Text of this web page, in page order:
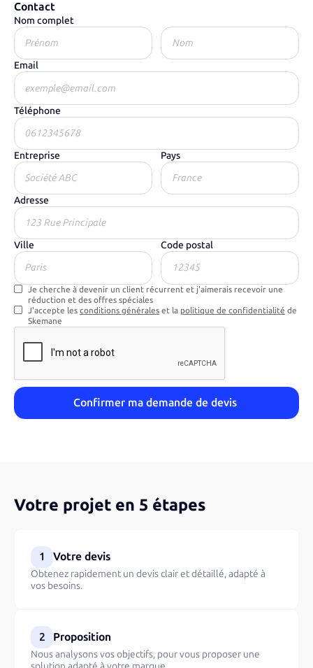
Contact
Nom complet
Email
Téléphone
Entreprise Pays
Adresse
Ville Code postal
Je cherche à devenir un client récurrent et j'aimerais recevoir une
réduction et des offres spéciales
J'accepte lesconditions générales et la politique de confidentialité de
Skemane
Votre projet en 5 étapes
1 Votre devis
Obtenez rapidement un devis clair et détaillé, adapté à
vos besoins.
2 Proposition
Nous analysons vos objectifs, pour vous proposer une